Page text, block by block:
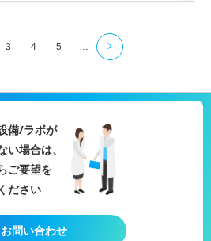
フォークリフト・大型ポータブル電
源・鉛電池）にも対応。
◆ 受託可能な試験内容
電圧・表面温度の経時記録）
・セルばらつき評価・不活性電池の
選別
・長期在庫品の補充電・品質確認試
験
・インピーダンス測定（AC-IR）：
評価）
む前のセル選別・グルーピング
ト・大型ポータブル電源向けパッ
・廃棄前の
品質確認
試験（サイクル数1回〜数百回以
1週間程度（内容・サンプル
3 4 5
備/ラボが
い場合は、
ご要望を
ださい
お問い合わせ